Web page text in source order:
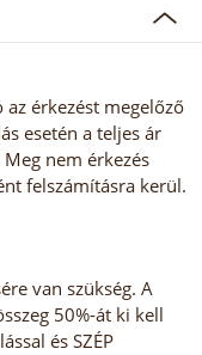
érkezést megelőző
esetén a teljes ár
nem érkezés
felszámításra kerül.
van szükség. A
50%-át ki kell
és SZÉP